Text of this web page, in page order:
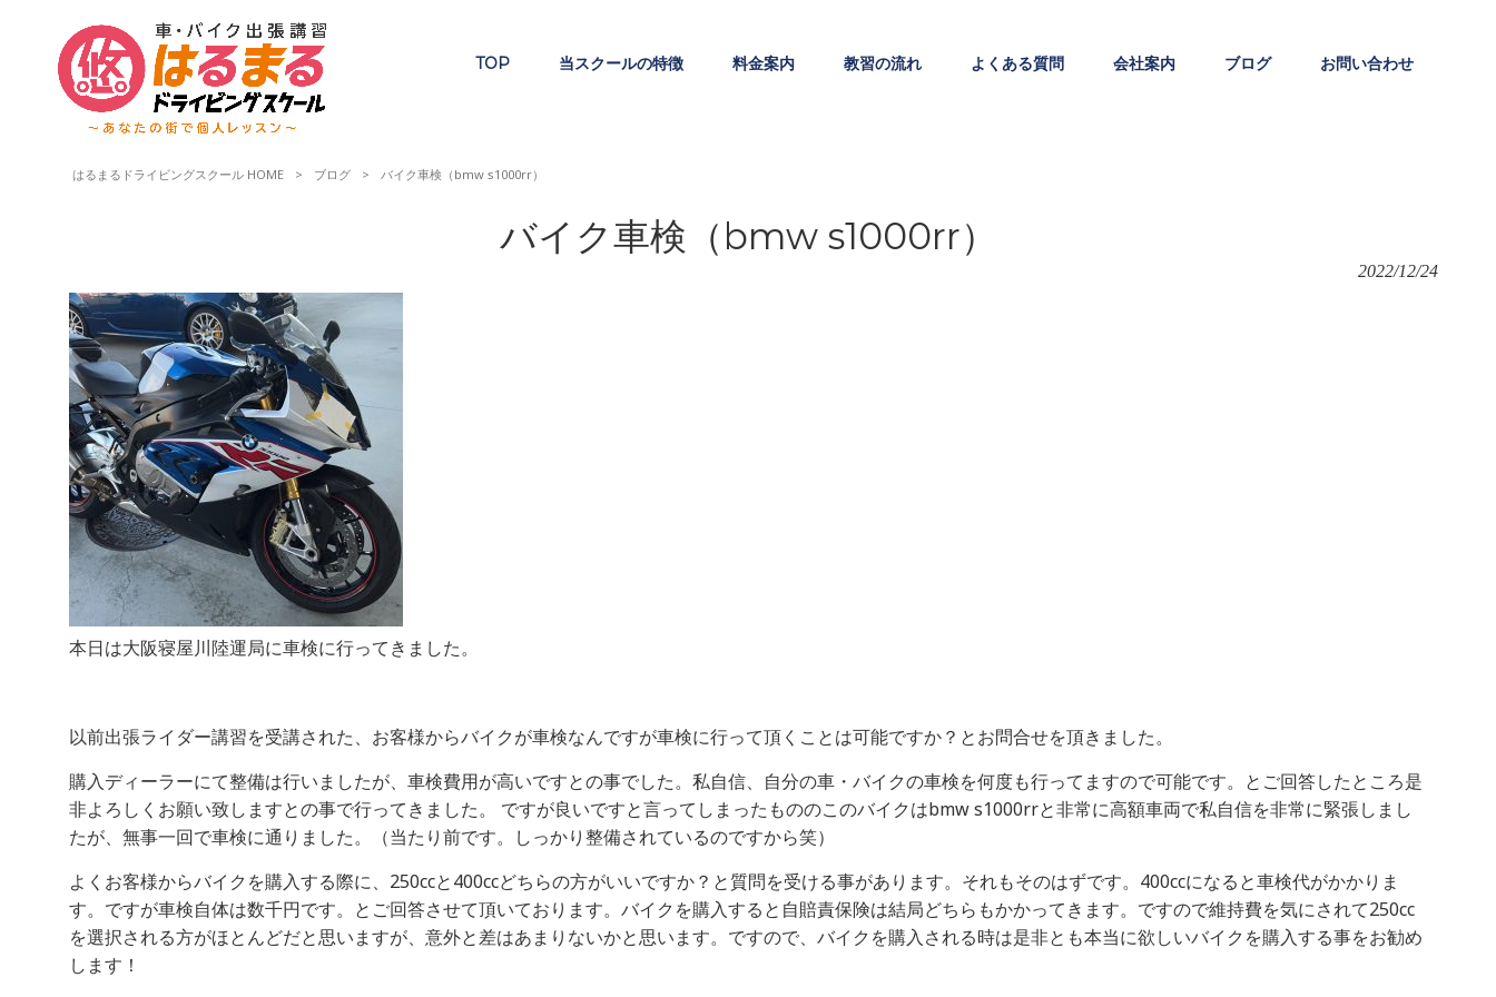
TOP 当スクールの特徴 料金案内 教習の流れ よくある質問 会社案内 ブログ お問い合わせ
はるまるドライビングスクール HOME > ブログ > バイク車検（bmw s1000rr）
バイク車検（bmw s1000rr）
2022/12/24
本日は大阪寝屋川陸運局に車検に行ってきました。
以前出張ライダー講習を受講された、お客様からバイクが車検なんですが車検に行って頂くことは可能ですか？とお問合せを頂きました。
購入ディーラーにて整備は行いましたが、車検費用が高いですとの事でした。私自信、自分の車・バイクの車検を何度も行ってますので可能です。とご回答したところ是
非よろしくお願い致しますとの事で行ってきました。 ですが良いですと言ってしまったもののこのバイクはbmw s1000rrと非常に高額車両で私自信を非常に緊張しまし
たが、無事一回で車検に通りました。（当たり前です。しっかり整備されているのですから笑）
よくお客様からバイクを購入する際に、250ccと400ccどちらの方がいいですか？と質問を受ける事があります。それもそのはずです。400ccになると車検代がかかりま
す。ですが車検自体は数千円です。とご回答させて頂いております。バイクを購入すると自賠責保険は結局どちらもかかってきます。ですので維持費を気にされて250cc
を選択される方がほとんどだと思いますが、意外と差はあまりないかと思います。ですので、バイクを購入される時は是非とも本当に欲しいバイクを購入する事をお勧め
します！